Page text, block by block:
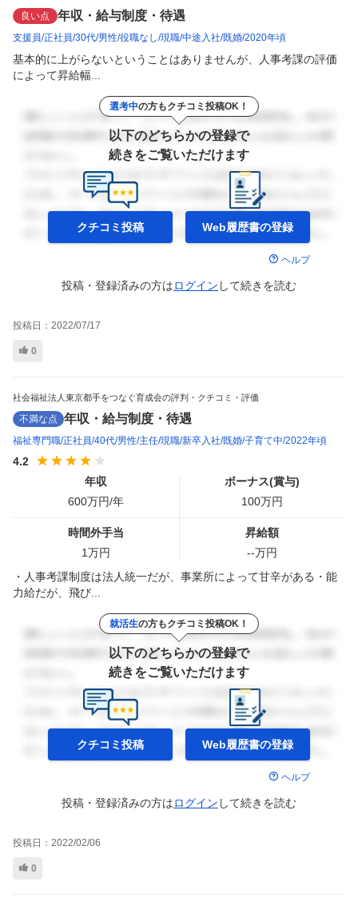
良い点 年収・給与制度・待遇
支援員 正社員 30代 男性 役職なし 現職 中途入社 既婚 2020年頃
基本的に上がらないということはありませんが、人事考課の評価
によって昇給幅...
選考中の方もクチコミ投稿OK！
以下のどちらかの登録で
続きをご覧いただけます
クチコミ投稿 Web履歴書の登録
ヘルプ
投稿・登録済みの方はログイン して続きを読む
投稿日： 2022/07/17
0
社会福祉法人東京都手をつなぐ育成会の評判・クチコミ・評価
不満な点 年収・給与制度・待遇
福祉専門職 正社員 40代 男性 主任 現職 新卒入社 既婚 子育て中 2022年頃
4.2
年収
600万円/年
ボーナス(賞与)
100万円
時間外手当
1万円
昇給額
--万円
・人事考課制度は法人統一だが、事業所によって甘辛がある・能
力給だが、飛び...
就活生の方もクチコミ投稿OK！
以下のどちらかの登録で
続きをご覧いただけます
クチコミ投稿 Web履歴書の登録
ヘルプ
投稿・登録済みの方はログイン して続きを読む
投稿日： 2022/02/06
0